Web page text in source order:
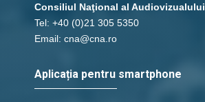
Consiliul Naţional al Audiovizualului
Tel: +40 (0)21 305 5350
Email: cna@cna.ro
Aplicația pentru smartphone